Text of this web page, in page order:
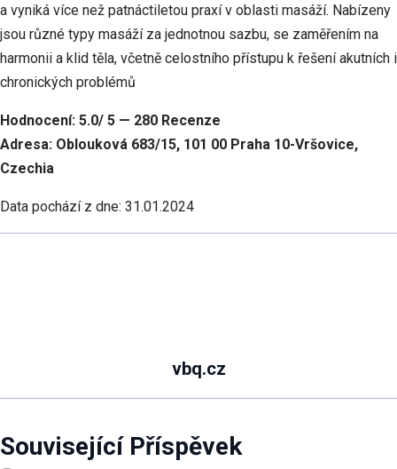
a vyniká více než patnáctiletou praxí v oblasti masáží. Nabízeny
jsou různé typy masáží za jednotnou sazbu, se zaměřením na
harmonii a klid těla, včetně celostního přístupu k řešení akutních i
chronických problémů
Hodnocení: 5.0/ 5 — 280 Recenze
Adresa: Oblouková 683/15, 101 00 Praha 10-Vršovice,
Czechia
Data pochází z dne: 31.01.2024
vbq.cz
Související Příspěvek